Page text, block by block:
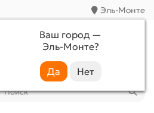
Эль-Монте
Ваш город —
Эль-Монте?
+7 (988) 233-44-52